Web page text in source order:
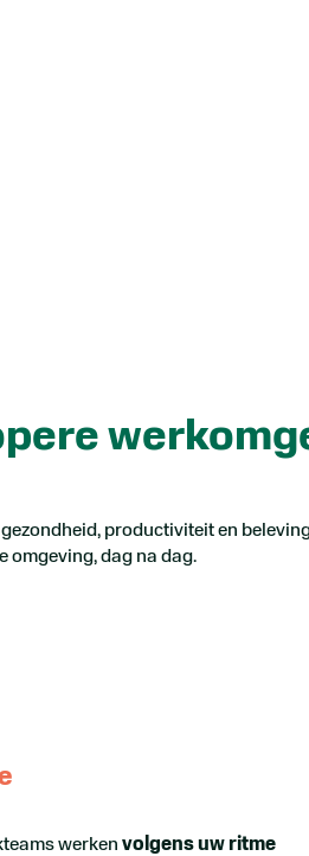
productiviteit en
omgeving, dag na dag.
werkenvolgens uw ritme